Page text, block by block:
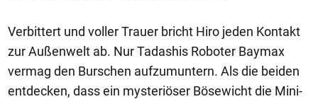
Verbittert und voller Trauer bricht Hiro jeden Kontakt
zur Außenwelt ab. Nur Tadashis Roboter Baymax
vermag den Burschen aufzumuntern. Als die beiden
entdecken, dass ein mysteriöser Bösewicht die Mini-